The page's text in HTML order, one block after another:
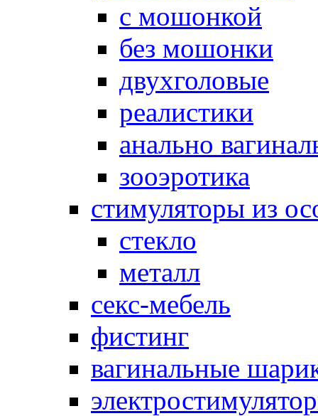
с мошонкой
без мошонки
двухголовые
реалистики
анально
зооэротика
стимуляторы из
стекло
металл
секс-мебель
фистинг
вагинальные